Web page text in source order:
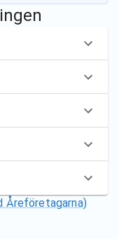
Åreföretagarna)